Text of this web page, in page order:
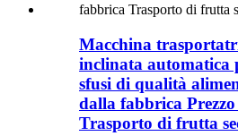
Macchina
inclinata automatica
sfusi di qualità
dalla fabbrica
Trasporto di frutta